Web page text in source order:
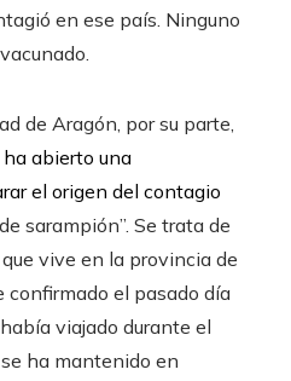
en ese país. Ninguno
de Aragón, por su parte,
abierto una
el origen del contagio
sarampión”. Se trata de
vive en la provincia de
confirmado el pasado día
viajado durante el
ha mantenido en